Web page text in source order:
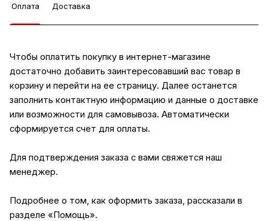
Оплата Доставка
Чтобы оплатить покупку в интернет-магазине
достаточно добавить заинтересовавший вас товар в
корзину и перейти на ее страницу. Далее останется
заполнить контактную информацию и данные о доставке
или возможности для самовывоза. Автоматически
сформируется счет для оплаты.
Для подтверждения заказа с вами свяжется наш
менеджер.
Подробнее о том, как оформить заказа, рассказали в
разделе «Помощь».